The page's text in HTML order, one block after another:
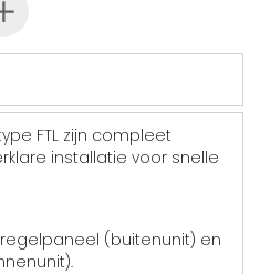
FTL zijn compleet
installatie voor snelle
(buitenunit) en